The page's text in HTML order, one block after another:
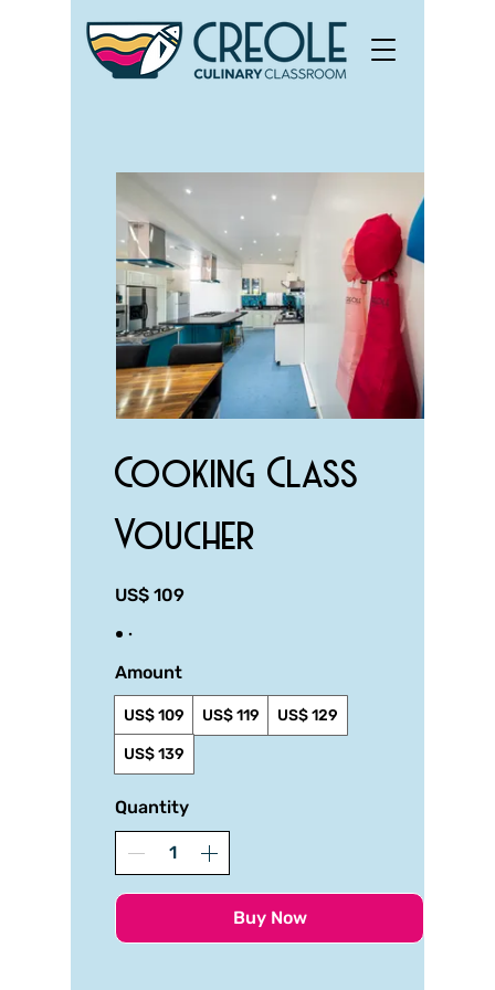
Cooking Class
Voucher
US$ 109
Amount
US$ 109 US$ 119 US$ 129
US$ 139
Quantity
Buy Now